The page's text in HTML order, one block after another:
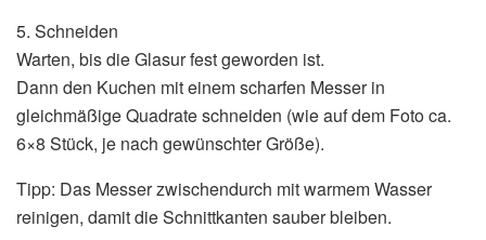
5. Schneiden
Warten, bis die Glasur fest geworden ist.
Dann den Kuchen mit einem scharfen Messer in
gleichmäßige Quadrate schneiden (wie auf dem Foto ca.
6×8 Stück, je nach gewünschter Größe).
Tipp: Das Messer zwischendurch mit warmem Wasser
reinigen, damit die Schnittkanten sauber bleiben.